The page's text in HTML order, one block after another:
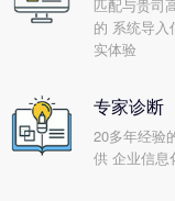
匹配与贵司
的 系统导入
实体验
专家诊断
20多年经验
供 企业信息